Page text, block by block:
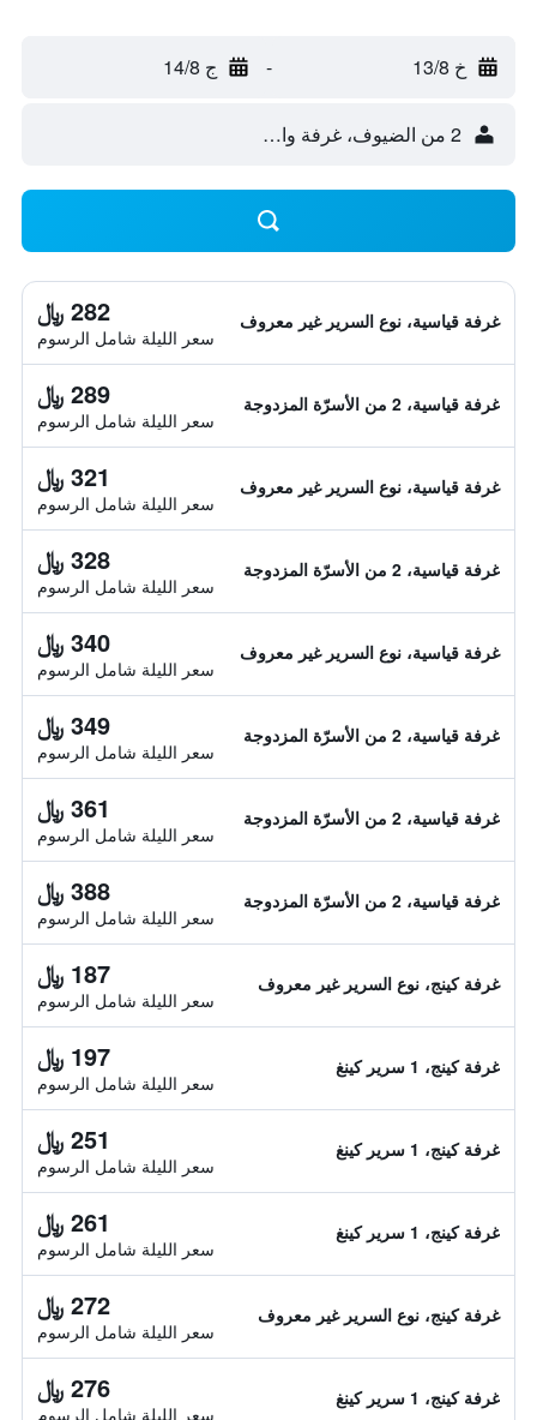
خ 13/8 - ج 14/8
2 من الضيوف، غرفة واحدة
غرفة قياسية، نوع السرير غير معروف 282 ﷼
سعر الليلة شامل الرسوم
غرفة قياسية، 2 من الأسرّة المزدوجة 289 ﷼
سعر الليلة شامل الرسوم
غرفة قياسية، نوع السرير غير معروف 321 ﷼
سعر الليلة شامل الرسوم
غرفة قياسية، 2 من الأسرّة المزدوجة 328 ﷼
سعر الليلة شامل الرسوم
غرفة قياسية، نوع السرير غير معروف 340 ﷼
سعر الليلة شامل الرسوم
غرفة قياسية، 2 من الأسرّة المزدوجة 349 ﷼
سعر الليلة شامل الرسوم
غرفة قياسية، 2 من الأسرّة المزدوجة 361 ﷼
سعر الليلة شامل الرسوم
غرفة قياسية، 2 من الأسرّة المزدوجة 388 ﷼
سعر الليلة شامل الرسوم
غرفة كينج، نوع السرير غير معروف 187 ﷼
سعر الليلة شامل الرسوم
غرفة كينج، 1 سرير كينغ 197 ﷼
سعر الليلة شامل الرسوم
غرفة كينج، 1 سرير كينغ 251 ﷼
سعر الليلة شامل الرسوم
غرفة كينج، 1 سرير كينغ 261 ﷼
سعر الليلة شامل الرسوم
غرفة كينج، نوع السرير غير معروف 272 ﷼
سعر الليلة شامل الرسوم
غرفة كينج، 1 سرير كينغ 276 ﷼
سعر الليلة شامل الرسوم